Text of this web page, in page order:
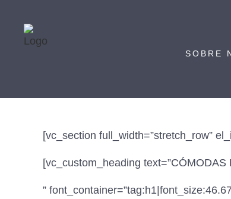
SOBRE
[vc_section full_width=”stretch_row”
[vc_custom_heading
”